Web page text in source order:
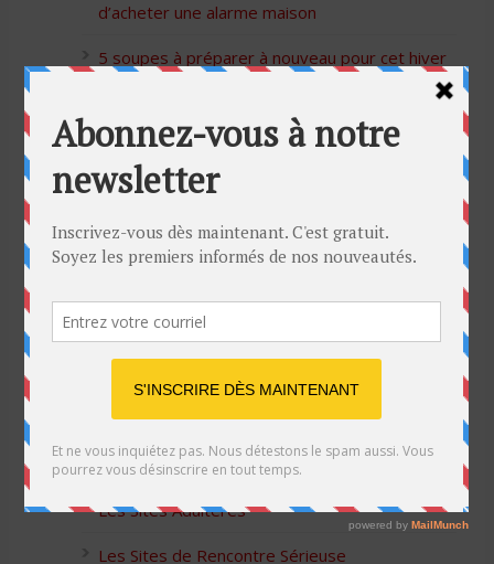
d’acheter une alarme maison
5 soupes à préparer à nouveau pour cet hiver
5 idées cadeaux Moulinex pour votre mère
pour l’Action de Grâce
Blague de café: Une femme infidèle trompe
son mari
Listes des Sites de Rencontre
Les Sites Libertins
Les Apps pour les Couples Échangistes
Les Sites Adultères
Les Sites de Rencontre Sérieuse